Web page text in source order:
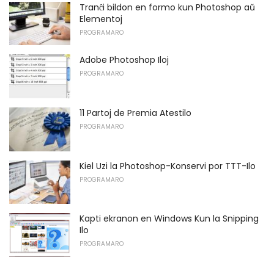
Tranĉi bildon en formo kun Photoshop aŭ
Elementoj
PROGRAMARO
Adobe Photoshop Iloj
PROGRAMARO
11 Partoj de Premia Atestilo
PROGRAMARO
Kiel Uzi la Photoshop-Konservi por TTT-Ilo
PROGRAMARO
Kapti ekranon en Windows Kun la Snipping
Ilo
PROGRAMARO